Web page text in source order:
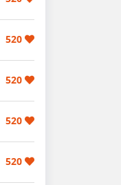
520
520
520
520